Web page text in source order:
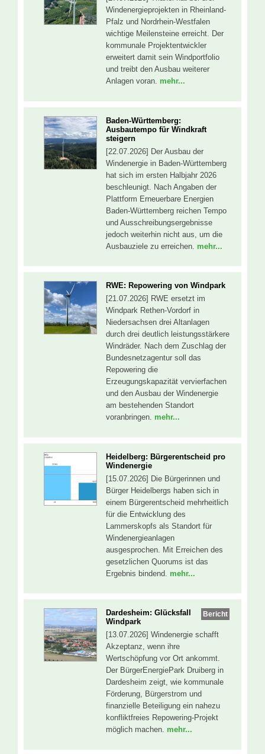
Windenergieprojekten in Rheinland-
Pfalz und Nordrhein-Westfalen
wichtige Meilensteine erreicht. Der
kommunale Projektentwickler
erweitert damit sein Windportfolio
und treibt den Ausbau weiterer
Anlagen voran. mehr...
Baden-Württemberg:
Ausbautempo für Windkraft
steigern
[22.07.2026] Der Ausbau der
Windenergie in Baden-Württemberg
hat sich im ersten Halbjahr 2026
beschleunigt. Nach Angaben der
Plattform Erneuerbare Energien
Baden-Württemberg reichen Tempo
und Ausschreibungsergebnisse
jedoch weiterhin nicht aus, um die
Ausbauziele zu erreichen. mehr...
RWE: Repowering von Windpark
[21.07.2026] RWE ersetzt im
Windpark Rethen-Vordorf in
Niedersachsen drei Altanlagen
durch drei deutlich leistungsstärkere
Windräder. Nach dem Zuschlag der
Bundesnetzagentur soll das
Repowering die
Erzeugungskapazität vervierfachen
und den Ausbau der Windenergie
am bestehenden Standort
voranbringen. mehr...
Heidelberg: Bürgerentscheid pro
Windenergie
[15.07.2026] Die Bürgerinnen und
Bürger Heidelbergs haben sich in
einem Bürgerentscheid mehrheitlich
für die Entwicklung des
Lammerskopfs als Standort für
Windenergieanlagen
ausgesprochen. Mit Erreichen des
gesetzlichen Quorums ist das
Ergebnis bindend. mehr...
Bericht
Dardesheim: Glücksfall
Windpark
[13.07.2026] Windenergie schafft
Akzeptanz, wenn ihre
Wertschöpfung vor Ort ankommt.
Der BürgerEnergiePark Druiberg in
Dardesheim zeigt, wie kommunale
Förderung, Bürgerstrom und
finanzielle Beteiligung ein nahezu
konfliktfreies Repowering-Projekt
möglich machen. mehr...